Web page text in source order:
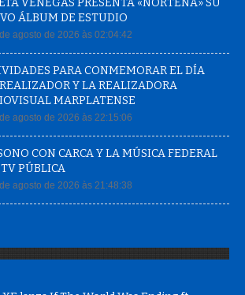
ÁLBUM DE ESTUDIO
agosto de 2026 às 02:04:42
PARA CONMEMORAR EL DÍA
Y LA REALIZADORA
MARPLATENSE
agosto de 2026 às 22:15:06
CON CARCA Y LA MÚSICA FEDERAL
PÚBLICA
agosto de 2026 às 21:48:38